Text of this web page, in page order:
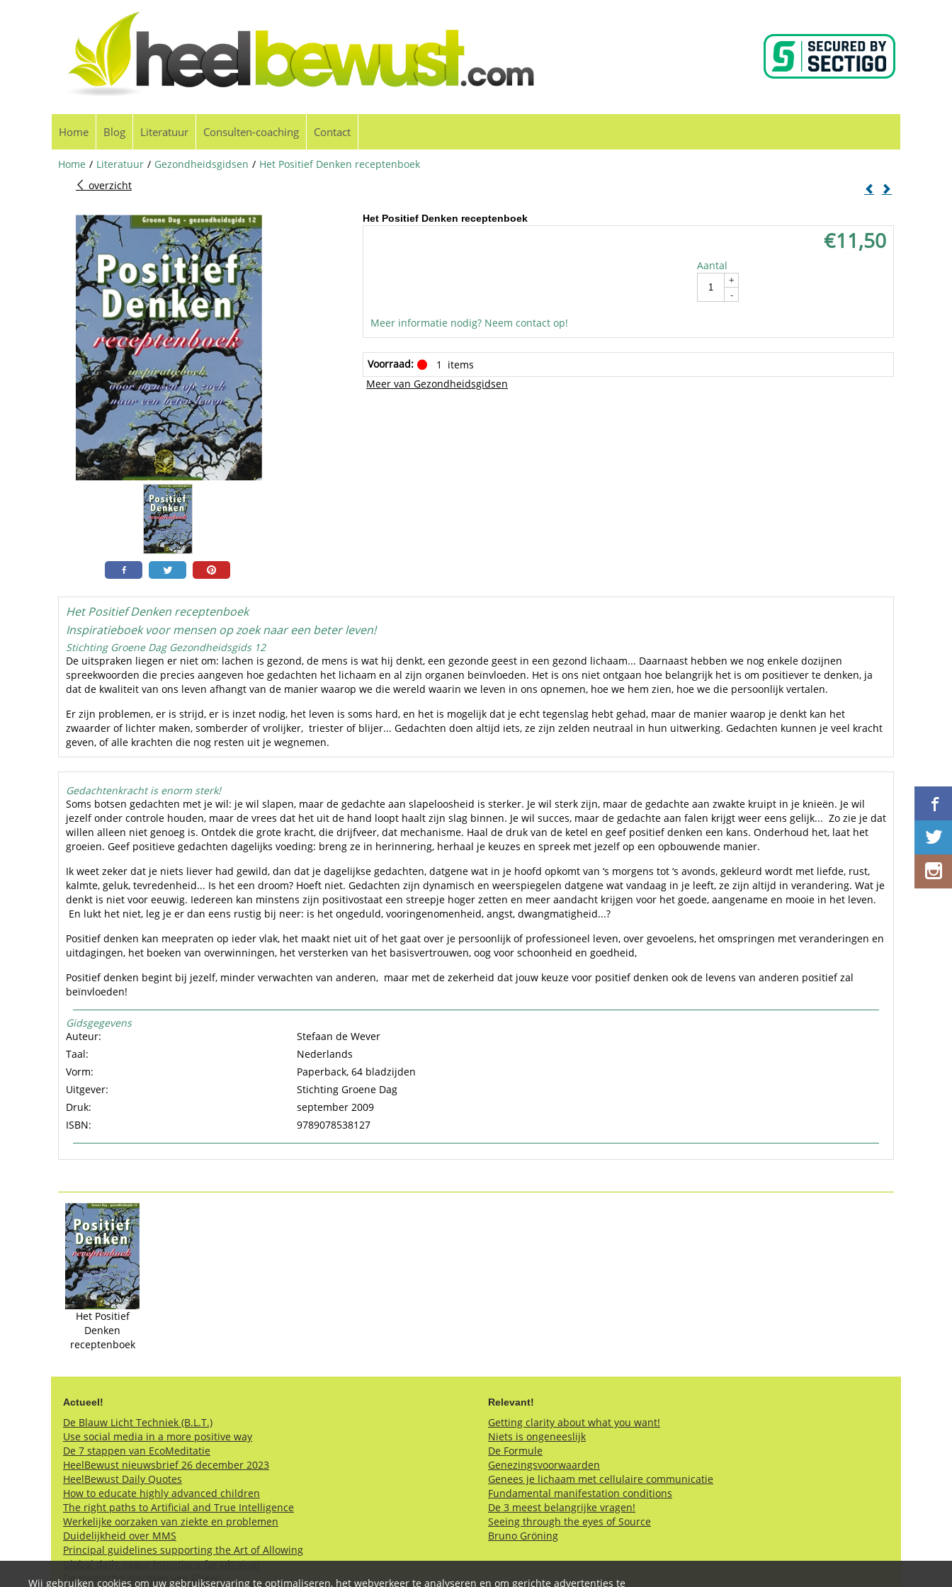
Home Blog Literatuur Consulten-coaching Contact
Home / Literatuur / Gezondheidsgidsen / Het Positief Denken receptenboek
overzicht
Het Positief Denken receptenboek
€11,50
Aantal
+
-
Meer informatie nodig? Neem contact op!
Voorraad: 1
items
Meer van Gezondheidsgidsen
Het Positief Denken receptenboek
Inspiratieboek voor mensen op zoek naar een beter leven!
Stichting Groene Dag Gezondheidsgids 12
De uitspraken liegen er niet om: lachen is gezond, de mens is wat hij denkt, een gezonde geest in een gezond lichaam... Daarnaast hebben we nog enkele dozijnen
spreekwoorden die precies aangeven hoe gedachten het lichaam en al zijn organen beïnvloeden. Het is ons niet ontgaan hoe belangrijk het is om positiever te denken, ja
dat de kwaliteit van ons leven afhangt van de manier waarop we die wereld waarin we leven in ons opnemen, hoe we hem zien, hoe we die persoonlijk vertalen.
Er zijn problemen, er is strijd, er is inzet nodig, het leven is soms hard, en het is mogelijk dat je echt tegenslag hebt gehad, maar de manier waarop je denkt kan het
zwaarder of lichter maken, somberder of vrolijker, triester of blijer... Gedachten doen altijd iets, ze zijn zelden neutraal in hun uitwerking. Gedachten kunnen je veel kracht
geven, of alle krachten die nog resten uit je wegnemen.
Gedachtenkracht is enorm sterk!
Soms botsen gedachten met je wil: je wil slapen, maar de gedachte aan slapeloosheid is sterker. Je wil sterk zijn, maar de gedachte aan zwakte kruipt in je knieën. Je wil
jezelf onder controle houden, maar de vrees dat het uit de hand loopt haalt zijn slag binnen. Je wil succes, maar de gedachte aan falen krijgt weer eens gelijk... Zo zie je dat
willen alleen niet genoeg is. Ontdek die grote kracht, die drijfveer, dat mechanisme. Haal de druk van de ketel en geef positief denken een kans. Onderhoud het, laat het
groeien. Geef positieve gedachten dagelijks voeding: breng ze in herinnering, herhaal je keuzes en spreek met jezelf op een opbouwende manier.
Ik weet zeker dat je niets liever had gewild, dan dat je dagelijkse gedachten, datgene wat in je hoofd opkomt van ‘s morgens tot ‘s avonds, gekleurd wordt met liefde, rust,
kalmte, geluk, tevredenheid... Is het een droom? Hoeft niet. Gedachten zijn dynamisch en weerspiegelen datgene wat vandaag in je leeft, ze zijn altijd in verandering. Wat je
denkt is niet voor eeuwig. Iedereen kan minstens zijn positivostaat een streepje hoger zetten en meer aandacht krijgen voor het goede, aangename en mooie in het leven.
En lukt het niet, leg je er dan eens rustig bij neer: is het ongeduld, vooringenomenheid, angst, dwangmatigheid...?
Positief denken kan meepraten op ieder vlak, het maakt niet uit of het gaat over je persoonlijk of professioneel leven, over gevoelens, het omspringen met veranderingen en
uitdagingen, het boeken van overwinningen, het versterken van het basisvertrouwen, oog voor schoonheid en goedheid,
Positief denken begint bij jezelf, minder verwachten van anderen, maar met de zekerheid dat jouw keuze voor positief denken ook de levens van anderen positief zal
beïnvloeden!
Gidsgegevens
Auteur:
Stefaan de Wever
Taal:
Nederlands
Vorm:
Paperback, 64 bladzijden
Uitgever:
Stichting Groene Dag
Druk:
september 2009
ISBN:
9789078538127
Het Positief
Denken
receptenboek
Actueel!
De Blauw Licht Techniek (B.L.T.)
Use social media in a more positive way
De 7 stappen van EcoMeditatie
HeelBewust nieuwsbrief 26 december 2023
HeelBewust Daily Quotes
How to educate highly advanced children
The right paths to Artificial and True Intelligence
Werkelijke oorzaken van ziekte en problemen
Duidelijkheid over MMS
Principal guidelines supporting the Art of Allowing
Global daily peace intentions for Ukraine!
De magische krachten van Ghee!
Relevant!
Getting clarity about what you want!
Niets is ongeneeslijk
De Formule
Genezingsvoorwaarden
Genees je lichaam met cellulaire communicatie
Fundamental manifestation conditions
De 3 meest belangrijke vragen!
Seeing through the eyes of Source
Bruno Gröning
Wij gebruiken cookies om uw gebruikservaring te optimaliseren, het webverkeer te analyseren en om gerichte advertenties te